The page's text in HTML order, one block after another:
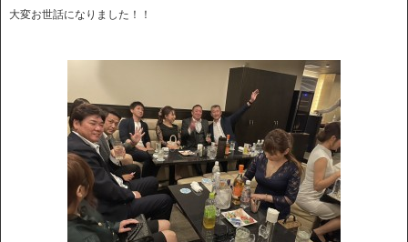
大変お世話になりました！！